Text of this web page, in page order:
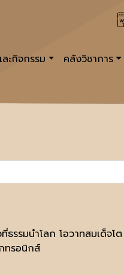
ะกิจกรรม คลังวิชาการ
ธรรมนำโลก โอวาทสมเด็จโต
ทรอนิกส์